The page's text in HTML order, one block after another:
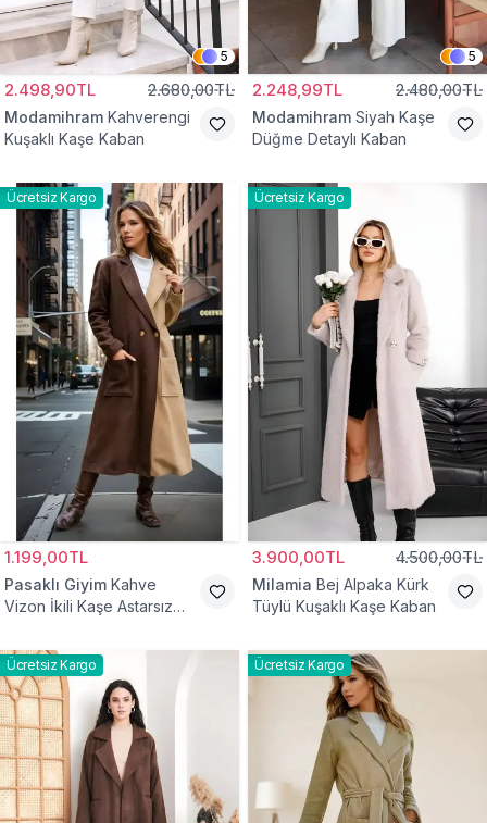
5
2.498,90TL 2.680,00TL
Modamihram Kahverengi
Kuşaklı Kaşe Kaban
5
2.248,99TL 2.480,00TL
Modamihram Siyah Kaşe
Düğme Detaylı Kaban
Ücretsiz Kargo
1.199,00TL
Pasaklı Giyim Kahve
Vizon İkili Kaşe Astarsız
Ücretsiz Kargo
3.900,00TL 4.500,00TL
Milamia Bej Alpaka Kürk
Tüylü Kuşaklı Kaşe Kaban
Ücretsiz Kargo Ücretsiz Kargo